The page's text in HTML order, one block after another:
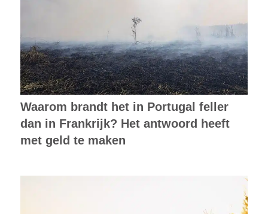
Waarom brandt het in Portugal feller
dan in Frankrijk? Het antwoord heeft
met geld te maken